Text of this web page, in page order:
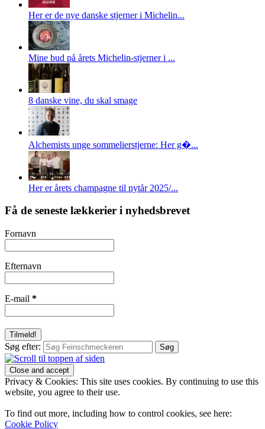
Her er de nye danske stjerner i Michelin...
Mine bud på årets Michelin-stjerner i ...
8 danske vine, du skal smage
Alchemists unge sommelierstjerne: Her g�...
Her er årets champagne til nytår 2025/...
Få de seneste lækkerier i nyhedsbrevet
Fornavn
Efternavn
E-mail *
Søg efter:
Privacy & Cookies: This site uses cookies. By continuing to use this
website, you agree to their use.
To find out more, including how to control cookies, see here:
Cookie Policy